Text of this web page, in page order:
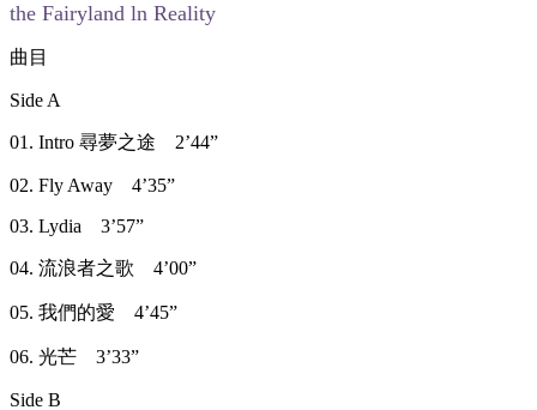
the Fairyland ln Reality
曲目
Side A
01. Intro 尋夢之途 2’44”
02. Fly Away 4’35”
03. Lydia 3’57”
04. 流浪者之歌 4’00”
05. 我們的愛 4’45”
06. 光芒 3’33”
Side B